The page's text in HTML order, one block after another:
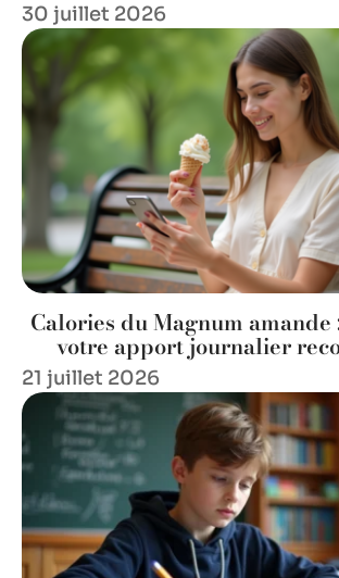
30 juillet 2026
Calories du Magnum
votre apport journalier
21 juillet 2026